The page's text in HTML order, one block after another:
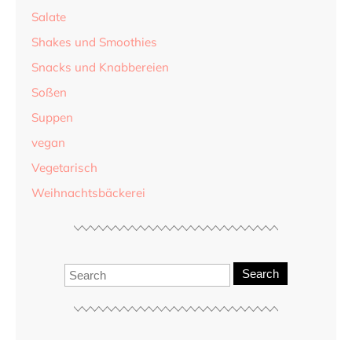
Salate
Shakes und Smoothies
Snacks und Knabbereien
Soßen
Suppen
vegan
Vegetarisch
Weihnachtsbäckerei
Search